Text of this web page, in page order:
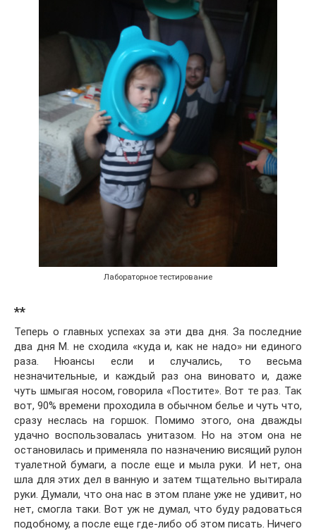
Лабораторное тестирование
**
Теперь о главных успехах за эти два дня. За последние
два дня М. не сходила «куда и, как не надо» ни единого
раза. Нюансы если и случались, то весьма
незначительные, и каждый раз она виновато и, даже
чуть шмыгая носом, говорила «Постите». Вот те раз. Так
вот, 90% времени проходила в обычном белье и чуть что,
сразу неслась на горшок. Помимо этого, она дважды
удачно воспользовалась унитазом. Но на этом она не
остановилась и применяла по назначению висящий рулон
туалетной бумаги, а после еще и мыла руки. И нет, она
шла для этих дел в ванную и затем тщательно вытирала
руки. Думали, что она нас в этом плане уже не удивит, но
нет, смогла таки. Вот уж не думал, что буду радоваться
подобному, а после еще где-либо об этом писать. Ничего